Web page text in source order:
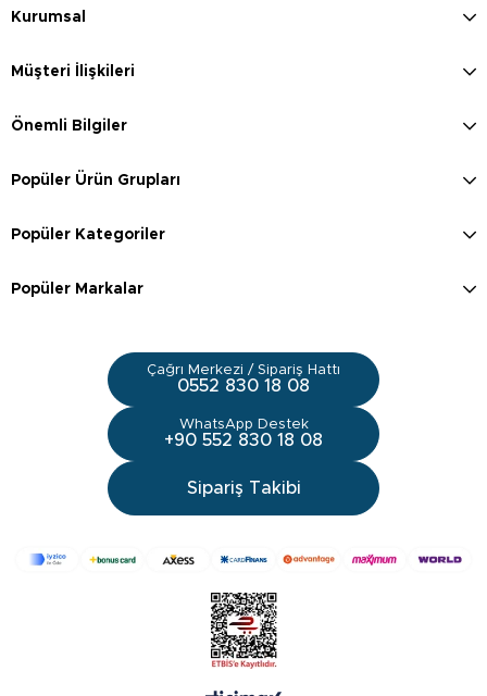
Kurumsal
Müşteri İlişkileri
Önemli Bilgiler
Popüler Ürün Grupları
Popüler Kategoriler
Popüler Markalar
Çağrı Merkezi / Sipariş Hattı
0552 830 18 08
WhatsApp Destek
+90 552 830 18 08
Sipariş Takibi